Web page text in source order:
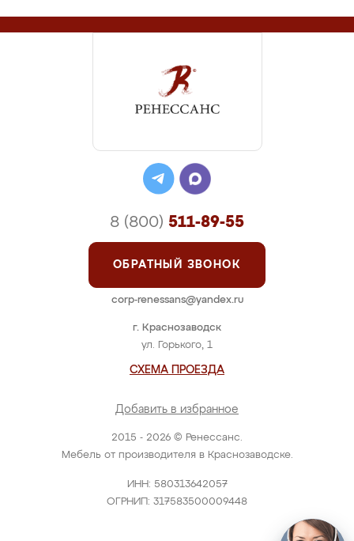
2015 - 2026 © Ренессанс.
Мебель от производителя в Краснозаводске.
ИНН: 580313642057
ОГРНИП: 317583500009448
г. Краснозаводск
ул. Горького, 1
СХЕМА ПРОЕЗДА
Добавить в избранное
8 (800) 511-89-55
ОБРАТНЫЙ ЗВОНОК
corp-renessans@yandex.ru